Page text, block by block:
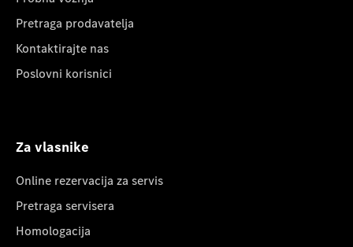
Pretraga prodavatelja
Kontaktirajte nas
Poslovni korisnici
Za vlasnike
Online rezervacija za servis
Pretraga servisera
Homologacija